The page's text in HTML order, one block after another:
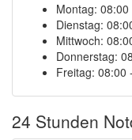
Montag:
Dienstag:
Mittwoch:
Donnerstag:
Freitag: 08:00
24 Stunden